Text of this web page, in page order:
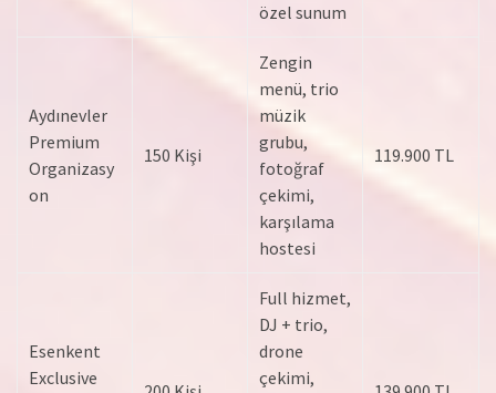
özel sunum
Aydınevler
Premium
Organizasy
on
150 Kişi
Zengin
menü, trio
müzik
grubu,
fotoğraf
çekimi,
karşılama
hostesi
119.900 TL
Esenkent
Exclusive
Full hizmet,
DJ + trio,
drone
çekimi,